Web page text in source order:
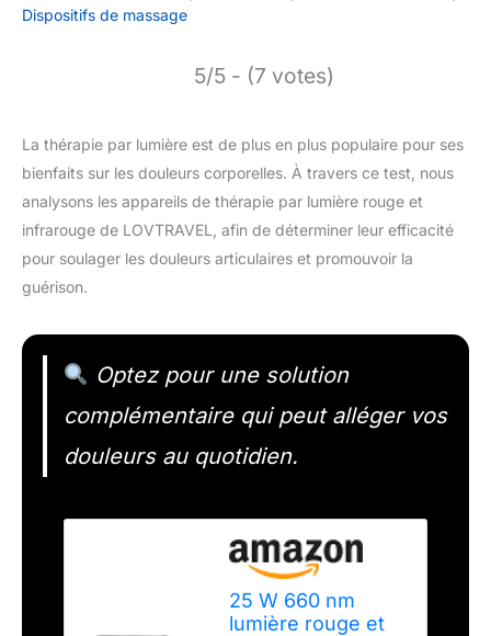
Dispositifs de massage
5/5 - (7 votes)
La thérapie par lumière est de plus en plus populaire pour ses
bienfaits sur les douleurs corporelles. À travers ce test, nous
analysons les appareils de thérapie par lumière rouge et
infrarouge de LOVTRAVEL, afin de déterminer leur efficacité
pour soulager les douleurs articulaires et promouvoir la
guérison.
Optez pour une solution
complémentaire qui peut alléger vos
douleurs au quotidien.
25 W 660 nm
lumière rouge et